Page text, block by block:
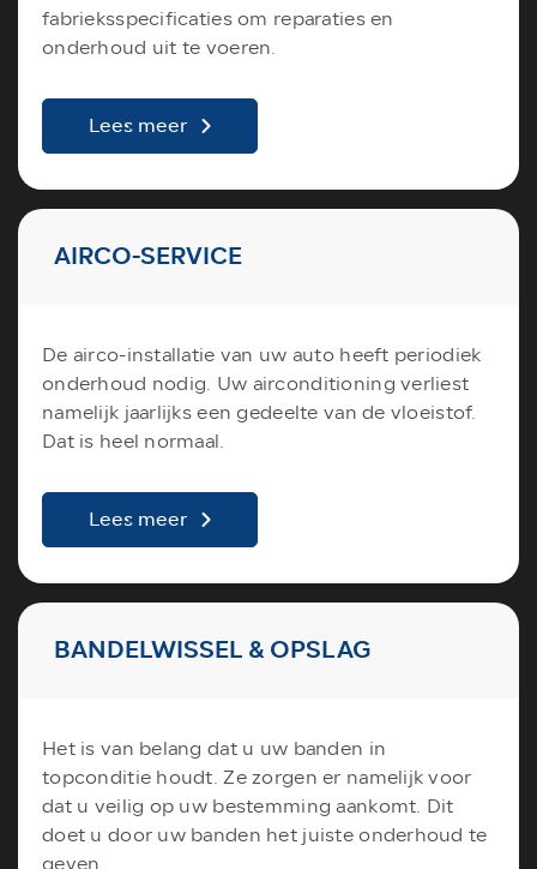
fabrieksspecificaties om reparaties en
onderhoud uit te voeren.
Lees meer
AIRCO-SERVICE
De airco-installatie van uw auto heeft periodiek
onderhoud nodig. Uw airconditioning verliest
namelijk jaarlijks een gedeelte van de vloeistof.
Dat is heel normaal.
Lees meer
BANDELWISSEL & OPSLAG
Het is van belang dat u uw banden in
topconditie houdt. Ze zorgen er namelijk voor
dat u veilig op uw bestemming aankomt. Dit
doet u door uw banden het juiste onderhoud te